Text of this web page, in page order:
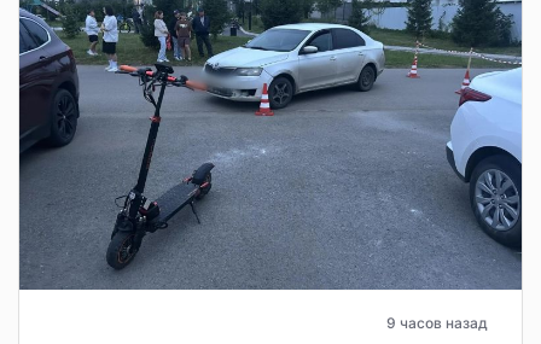
9 часов назад